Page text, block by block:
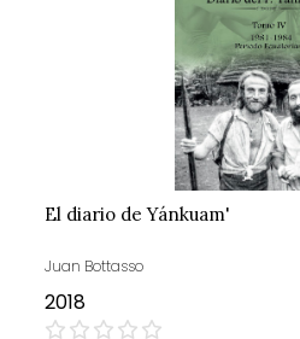
El diario de Yánkuam'
Juan Bottasso
2018